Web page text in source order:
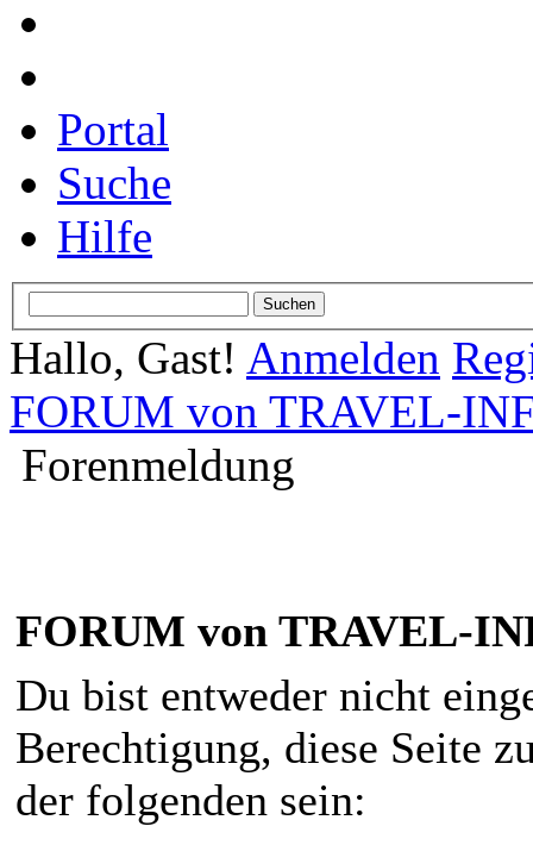
Portal
Suche
Hilfe
Hallo, Gast! Anmelden
FORUM von TRAVEL-
Forenmeldung
FORUM von TRAVEL-
Du bist entweder nicht
Berechtigung, diese Seite
der folgenden sein: